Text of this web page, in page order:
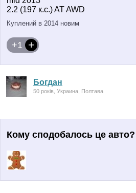
2.2 (197 к.с.) AT AWD
Куплений в 2014 новим
+1
Богдан
50 років, Украина, Полтава
Кому сподобалось це авто?